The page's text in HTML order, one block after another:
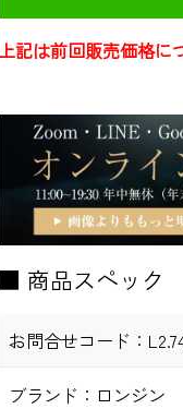
記は前回販売価格に
■ 商品スペック
お問合せコード：
ブランド： ロンジン